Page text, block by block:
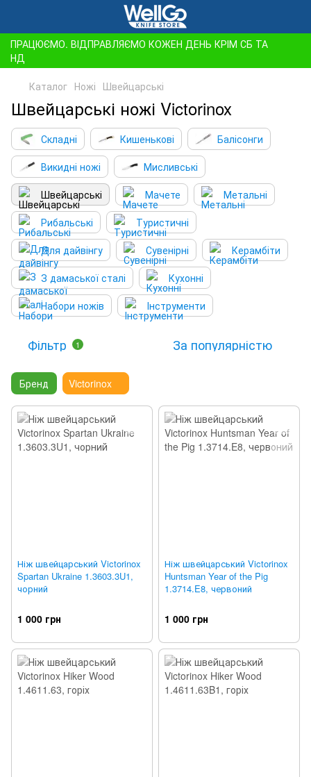
ПРАЦЮЄМО. ВІДПРАВЛЯЄМО КОЖЕН ДЕНЬ КРІМ СБ ТА
НД
Каталог Ножі Швейцарські
Швейцарські ножі Victorinox
Складні Кишенькові
Балісонги
Викидні ножі
Мисливські
Швейцарські
Мачете
Метальні
Рибальські
Туристичні
Для дайвінгу
Сувенірні
Керамбіти
З дамаської сталі
Кухонні
Набори ножів
Інструменти
Фільтр 1 За популярністю
Бренд Victorinox
Ніж швейцарський Victorinox
Spartan Ukraine 1.3603.3U1,
чорний
1 000 грн
Ніж швейцарський Victorinox
Huntsman Year of the Pig
1.3714.E8, червоний
1 000 грн